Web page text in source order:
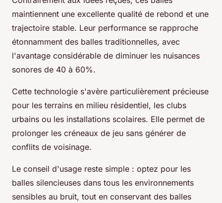
maintiennent une excellente qualité de rebond et une
trajectoire stable. Leur performance se rapproche
étonnamment des balles traditionnelles, avec
l'avantage considérable de diminuer les nuisances
sonores de 40 à 60%.
Cette technologie s'avère particulièrement précieuse
pour les terrains en milieu résidentiel, les clubs
urbains ou les installations scolaires. Elle permet de
prolonger les créneaux de jeu sans générer de
conflits de voisinage.
Le conseil d'usage reste simple : optez pour les
balles silencieuses dans tous les environnements
sensibles au bruit, tout en conservant des balles